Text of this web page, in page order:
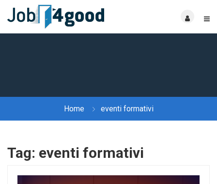
Home eventi formativi
Tag: eventi formativi